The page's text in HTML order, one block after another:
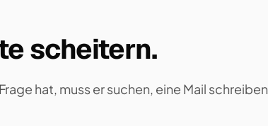
scheitern.
hat, muss er suchen, eine Mail schreiben